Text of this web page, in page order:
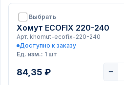
Выбрать
Хомут ECOFIX 220-240
Арт. khomut-ecofix-220-240
Доступно к заказу
Ед. изм.: 1 шт
84,35 ₽ −